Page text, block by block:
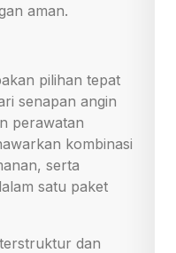
aman.
pilihan tepat
senapan angin
perawatan
kombinasi
serta
satu paket
dan